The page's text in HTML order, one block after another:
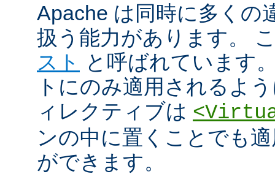
Apache は同時に多くの
扱う能力があります。
スト
と呼ばれています
トにのみ適用されるよ
ィレクティブは
ンの中に置くことでも
ができます。